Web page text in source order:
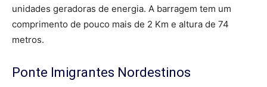
unidades geradoras de energia. A barragem tem um
comprimento de pouco mais de 2 Km e altura de 74
metros.
Ponte Imigrantes Nordestinos